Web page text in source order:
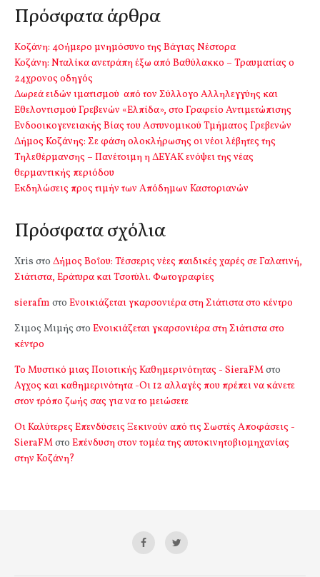
Πρόσφατα άρθρα
Kοζάνη: 40ήμερο μνημόσυνο της Βάγιας Νέστορα
Κοζάνη: Νταλίκα ανετράπη έξω από Βαθύλακκο – Τραυματίας ο
24χρονος οδηγός
Δωρεά ειδών ιματισμού από τον Σύλλογο Αλληλεγγύης και
Εθελοντισμού Γρεβενών «Ελπίδα», στο Γραφείο Αντιμετώπισης
Ενδοοικογενειακής Βίας του Αστυνομικού Τμήματος Γρεβενών
Δήμος Κοζάνης: Σε φάση ολοκλήρωσης οι νέοι λέβητες της
Τηλεθέρμανσης – Πανέτοιμη η ΔΕΥΑΚ ενόψει της νέας
θερμαντικής περιόδου
Εκδηλώσεις προς τιμήν των Απόδημων Καστοριανών
Πρόσφατα σχόλια
Xris στο Δήμος Βοΐου: Τέσσερις νέες παιδικές χαρές σε Γαλατινή,
Σιάτιστα, Εράτυρα και Τσοτύλι. Φωτογραφίες
sierafm στο Ενοικιάζεται γκαρσονιέρα στη Σιάτιστα στο κέντρο
Σιμος Μιμής στο Ενοικιάζεται γκαρσονιέρα στη Σιάτιστα στο
κέντρο
Το Μυστικό μιας Ποιοτικής Καθημερινότητας - SieraFMστο
Αγχος και καθημερινότητα -Οι 12 αλλαγές που πρέπει να κάνετε
στον τρόπο ζωής σας για να το μειώσετε
Οι Καλύτερες Επενδύσεις Ξεκινούν από τις Σωστές Αποφάσεις -
SieraFMστο Επένδυση στον τομέα της αυτοκινητοβιομηχανίας
στην Κοζάνη?